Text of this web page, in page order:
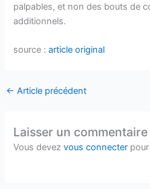
palpables, et non des bouts de
additionnels.
source :article original
← Article précédent
Laisser un commentaire
Vous devezvous connecter